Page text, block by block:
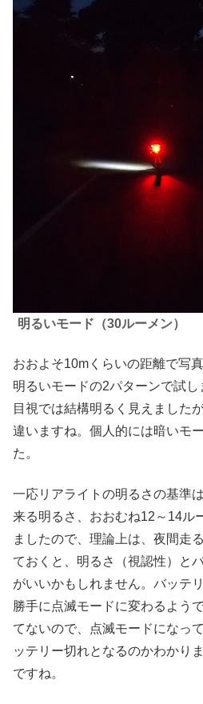
明るいモード（30ルーメン）
おおよそ10mくらいの距離で写
明るいモードの2パターンで試
目視では結構明るく見えました
違いますね。個人的には暗いモ
た。
一応リアライトの明るさの基準
来る明るさ、おおむね12～14ル
ましたので、理論上は、夜間走
ておくと、明るさ（視認性）と
がいいかもしれません。バッテ
勝手に点滅モードに変わるよう
てないので、点滅モードになっ
ッテリー切れとなるのかわかり
ですね。